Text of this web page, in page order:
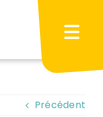
Précédent